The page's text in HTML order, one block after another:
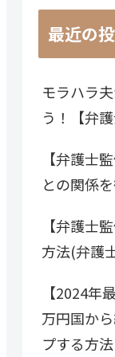
最近の
モラハラ
う！【弁護
【弁護士
との関係
【弁護士
方法(弁護
【2024年
万円国か
プする方法